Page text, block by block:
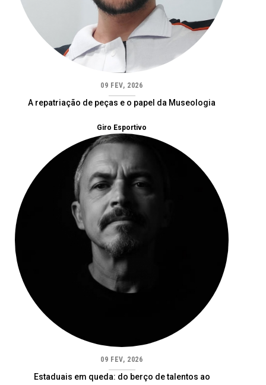
09 FEV, 2026
A repatriação de peças e o papel da Museologia
Giro Esportivo
09 FEV, 2026
Estaduais em queda: do berço de talentos ao